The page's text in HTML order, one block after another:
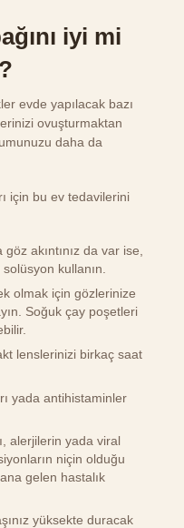
iyi mi
evde yapılacak bazı
ovuşturmaktan
daha da
için bu ev tedavilerini
akıntınız da var ise,
kullanın.
olmak için gözlerinize
Soğuk çay poşetleri
lenslerinizi birkaç saat
yada antihistaminler
alerjilerin yada viral
niçin olduğu
gelen hastalık
yüksekte duracak